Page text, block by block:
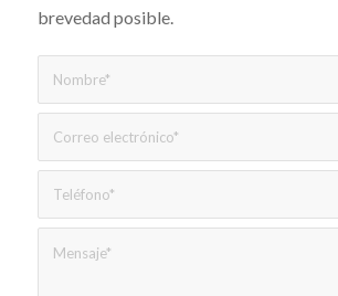
brevedad posible.